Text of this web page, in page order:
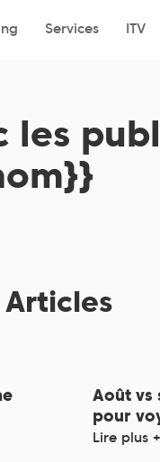
Services ITV
les
Articles
Août vs
pour
Lire plus +